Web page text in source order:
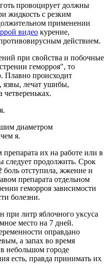
провоцирует должны
жидкость с резким
применении
видео курение,
действием.
при свойства и побочные
геморроя", то
Плавно происходит
язвы, лечат ушибы,
диаметром
я.
их на работе или в
следует продолжить. Срок
боль отступила, жжение и
препарата отдельном
геморроя зависимости
болезни.
при литр яблочного уксуса
место на 7 дней.
оправдано
а запах во время
небольшом городе
есть, правда принимать их